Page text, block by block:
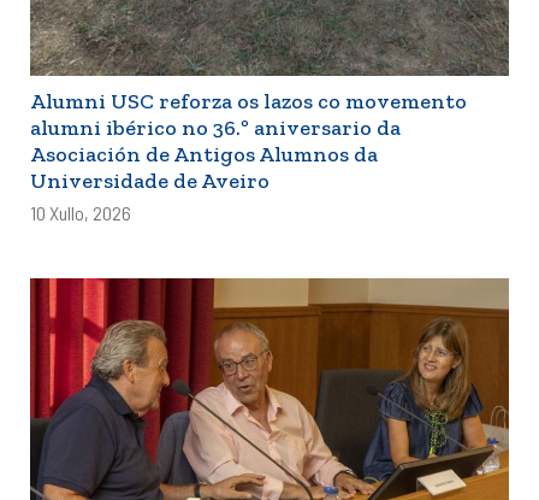
Alumni USC reforza os lazos co movemento
alumni ibérico no 36.º aniversario da
Asociación de Antigos Alumnos da
Universidade de Aveiro
10 Xullo, 2026